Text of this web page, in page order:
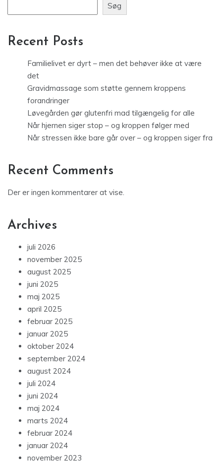
Søg
Recent Posts
Familielivet er dyrt – men det behøver ikke at være
det
Gravidmassage som støtte gennem kroppens
forandringer
Løvegården gør glutenfri mad tilgængelig for alle
Når hjernen siger stop – og kroppen følger med
Når stressen ikke bare går over – og kroppen siger fra
Recent Comments
Der er ingen kommentarer at vise.
Archives
juli 2026
november 2025
august 2025
juni 2025
maj 2025
april 2025
februar 2025
januar 2025
oktober 2024
september 2024
august 2024
juli 2024
juni 2024
maj 2024
marts 2024
februar 2024
januar 2024
november 2023